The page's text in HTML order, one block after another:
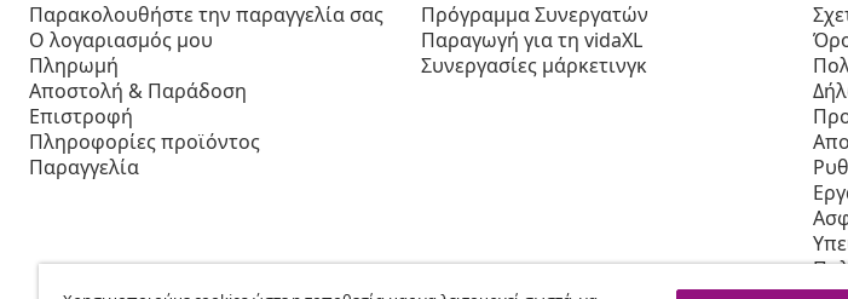
Παρακολουθήστε την παραγγελία σας
Ο λογαριασμός μου
Πληρωμή
Αποστολή & Παράδοση
Επιστροφή
Πληροφορίες προϊόντος
Παραγγελία
Πρόγραμμα Συνεργατών
Παραγωγή για τη vidaXL
Συνεργασίες μάρκετινγκ